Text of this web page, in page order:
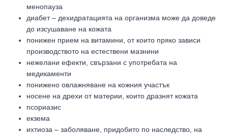
менопауза
диабет – дехидратацията на организма може да доведе
до изсушаване на кожата
понижен прием на витамини, от които пряко зависи
производството на естествени мазнини
нежелани ефекти, свързани с употребата на
медикаменти
понижено овлажняване на кожния участък
носене на дрехи от материи, които дразнят кожата
псориазис
екзема
ихтиоза – заболяване, придобито по наследство, на